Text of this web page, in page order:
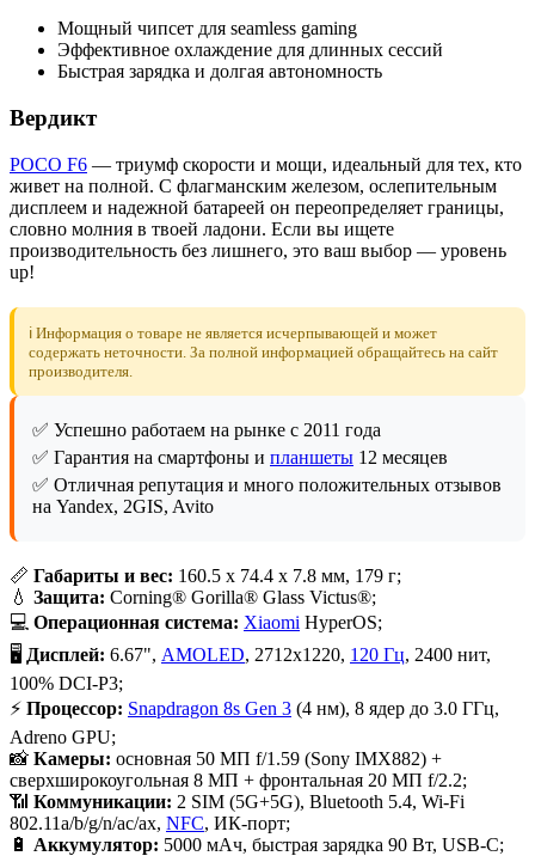
Мощный чипсет для seamless gaming
Эффективное охлаждение для длинных сессий
Быстрая зарядка и долгая автономность
Вердикт
POCO F6 — триумф скорости и мощи, идеальный для тех, кто
живет на полной. С флагманским железом, ослепительным
дисплеем и надежной батареей он переопределяет границы,
словно молния в твоей ладони. Если вы ищете
производительность без лишнего, это ваш выбор — уровень
up!
ℹ️ Информация о товаре не является исчерпывающей и может
содержать неточности. За полной информацией обращайтесь на сайт
производителя.
✅ Успешно работаем на рынке с 2011 года
✅ Гарантия на смартфоны и планшеты 12 месяцев
✅ Отличная репутация и много положительных отзывов
на Yandex, 2GIS, Avito
📏 Габариты и вес: 160.5 x 74.4 x 7.8 мм, 179 г;
💧 Защита: Corning® Gorilla® Glass Victus®;
💻 Операционная система: Xiaomi HyperOS;
🖥 Дисплей: 6.67", AMOLED, 2712x1220, 120 Гц, 2400 нит,
100% DCI-P3;
⚡ Процессор: Snapdragon 8s Gen 3 (4 нм), 8 ядер до 3.0 ГГц,
Adreno GPU;
📸 Камеры: основная 50 МП f/1.59 (Sony IMX882) +
сверхширокоугольная 8 МП + фронтальная 20 МП f/2.2;
📶 Коммуникации: 2 SIM (5G+5G), Bluetooth 5.4, Wi-Fi
802.11a/b/g/n/ac/ax, NFC, ИК-порт;
🔋 Аккумулятор: 5000 мАч, быстрая зарядка 90 Вт, USB-C;